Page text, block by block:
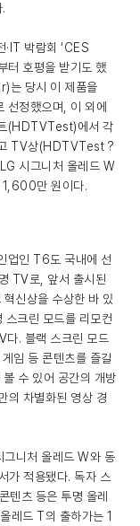
·IT 박람회 ‘CES
터 호평을 받기도 했
는 당시 이 제품을
정했으며, 이 외에
(HDTVTest)에서 각
TV상(HDTVTest ?
시그니처 올레드 W
만 원이다.
업인 T6도 국내에 선
TV로, 앞서 출시된
신상을 수상한 바 있
크린 모드를 리모컨
다. 블랙 스크린 모드
임 등 콘텐츠를 즐길
수 있어 공간의 개방
의 차별화된 영상 경
니처 올레드 W와 동
가 적용됐다. 독자 스
츠 등은 투명 올레
레드 T의 출하가는 1